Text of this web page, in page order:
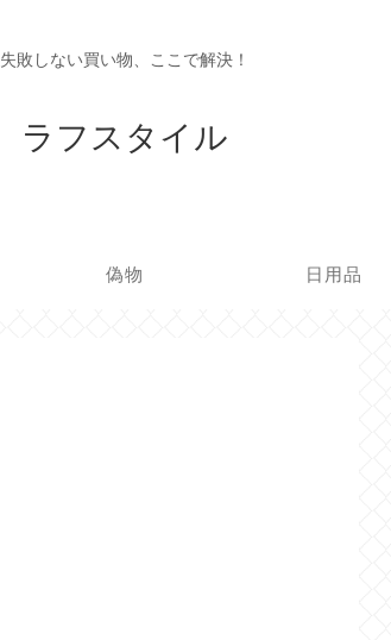
失敗しない買い物、ここで解決！
ラフスタイル
偽物 日用品